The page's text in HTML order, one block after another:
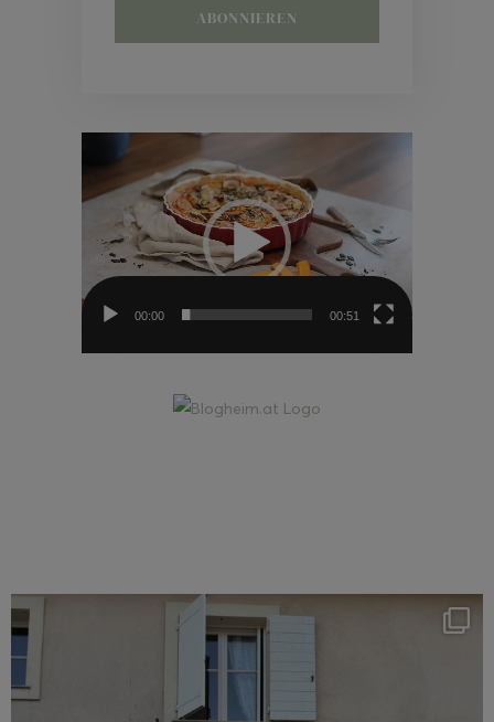
Video-
00:00 00:51